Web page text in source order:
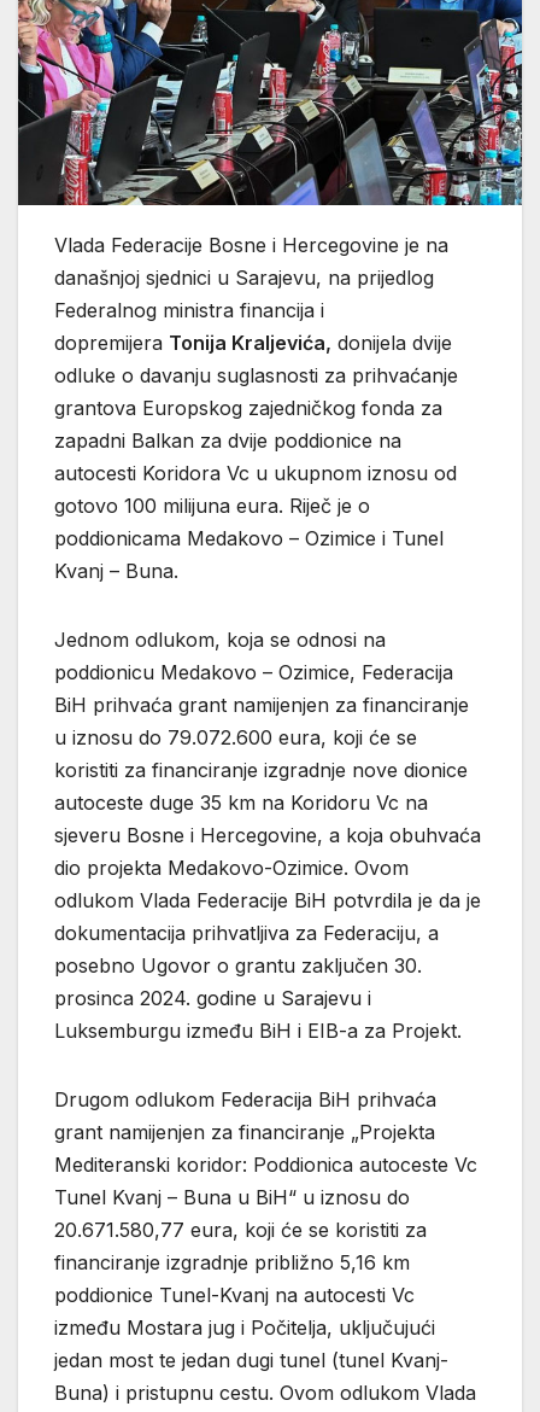
Vlada Federacije Bosne i Hercegovine je na
današnjoj sjednici u Sarajevu, na prijedlog
Federalnog ministra financija i
dopremijera Tonija Kraljevića, donijela dvije
odluke o davanju suglasnosti za prihvaćanje
grantova Europskog zajedničkog fonda za
zapadni Balkan za dvije poddionice na
autocesti Koridora Vc u ukupnom iznosu od
gotovo 100 milijuna eura. Riječ je o
poddionicama Medakovo – Ozimice i Tunel
Kvanj – Buna.
Jednom odlukom, koja se odnosi na
poddionicu Medakovo – Ozimice, Federacija
BiH prihvaća grant namijenjen za financiranje
u iznosu do 79.072.600 eura, koji će se
koristiti za financiranje izgradnje nove dionice
autoceste duge 35 km na Koridoru Vc na
sjeveru Bosne i Hercegovine, a koja obuhvaća
dio projekta Medakovo-Ozimice. Ovom
odlukom Vlada Federacije BiH potvrdila je da je
dokumentacija prihvatljiva za Federaciju, a
posebno Ugovor o grantu zaključen 30.
prosinca 2024. godine u Sarajevu i
Luksemburgu između BiH i EIB-a za Projekt.
Drugom odlukom Federacija BiH prihvaća
grant namijenjen za financiranje „Projekta
Mediteranski koridor: Poddionica autoceste Vc
Tunel Kvanj – Buna u BiH“ u iznosu do
20.671.580,77 eura, koji će se koristiti za
financiranje izgradnje približno 5,16 km
poddionice Tunel-Kvanj na autocesti Vc
između Mostara jug i Počitelja, uključujući
jedan most te jedan dugi tunel (tunel Kvanj-
Buna) i pristupnu cestu. Ovom odlukom Vlada